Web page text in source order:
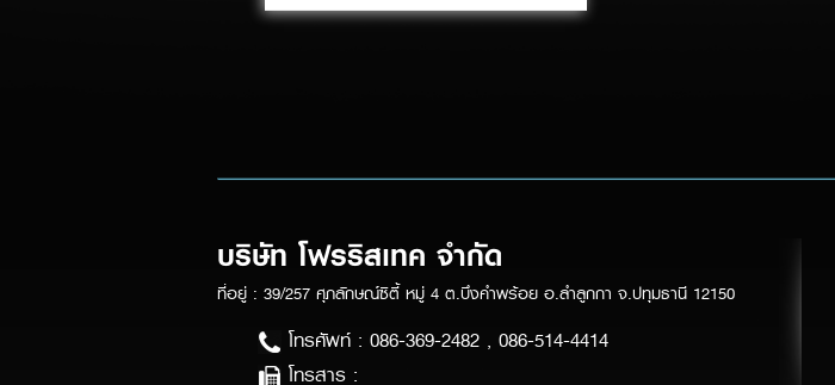
บริษัท โฟรริสเทค จำกัด
ที่อยู่ : 39/257 ศุภลักษณ์ซิตี้ หมู่ 4 ต.บึงคำพร้อย อ.ลำลูกกา จ.ปทุมธานี 12150
โทรศัพท์ : 086-369-2482 , 086-514-4414
โทรสาร :